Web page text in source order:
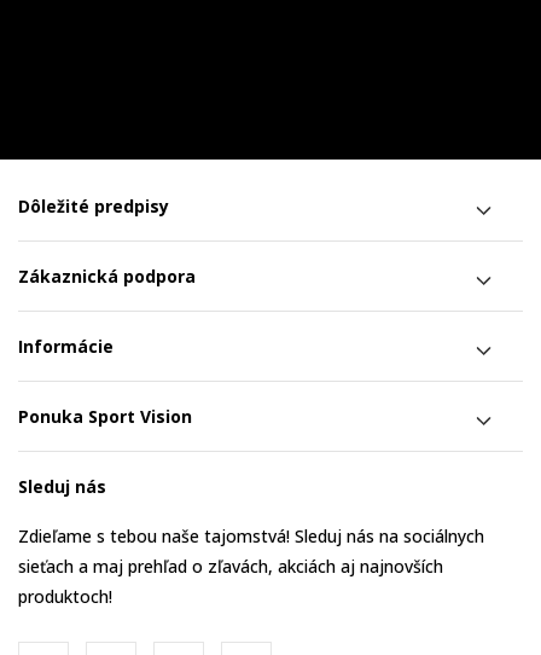
Dôležité predpisy
Zákaznická podpora
Informácie
Ponuka Sport Vision
Sleduj nás
Zdieľame s tebou naše tajomstvá! Sleduj nás na sociálnych
sieťach a maj prehľad o zľavách, akciách aj najnovších
produktoch!